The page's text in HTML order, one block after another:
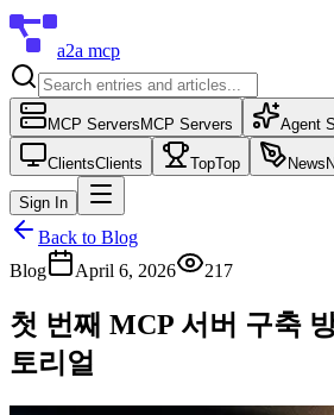
a2a mcp
MCP Servers MCP Servers Agent
ClientsClients TopTop News
Sign In
Back to Blog
Blog
April 6, 2026 217
첫 번째 MCP 서버 구축
토리얼